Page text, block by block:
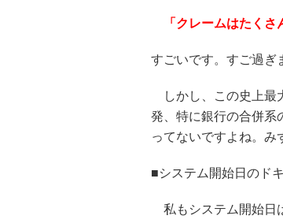
「クレームはたくさ
すごいです。すご過ぎ
しかし、この史上最
発、特に銀行の合併系
ってないですよね。み
■システム開始日のド
私もシステム開始日